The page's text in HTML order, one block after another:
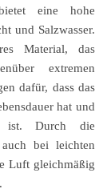
eine hohe
und Salzwasser.
Material, das
extremen
dafür, dass das
hat und
ist. Durch die
bei leichten
Luft gleichmäßig